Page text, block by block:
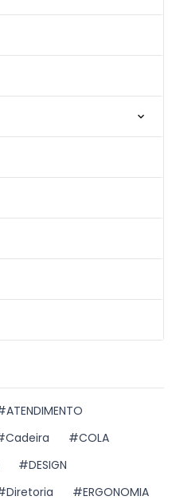
ATENDIMENTO
Cadeira
COLA
DESIGN
Diretoria
ERGONOMIA